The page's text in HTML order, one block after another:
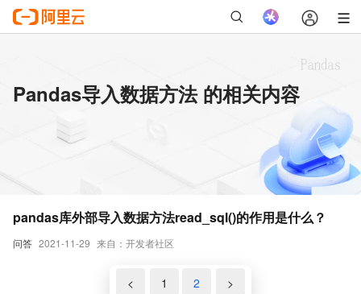
Pandas导入数据方法 的相关内容
问答 2021-11-29 来自：开发者社区
pandas库外部导入数据方法read_sql()的作用是什么？
< 1 2 >